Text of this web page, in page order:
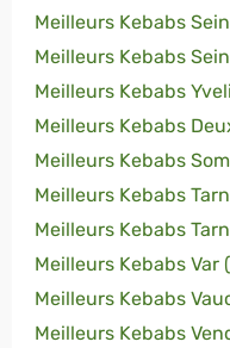
Meilleurs Kebabs
Meilleurs Kebabs
Meilleurs Kebabs
Meilleurs Kebabs
Meilleurs Kebabs
Meilleurs Kebabs
Meilleurs Kebabs
Meilleurs Kebabs Var
Meilleurs Kebabs
Meilleurs Kebabs